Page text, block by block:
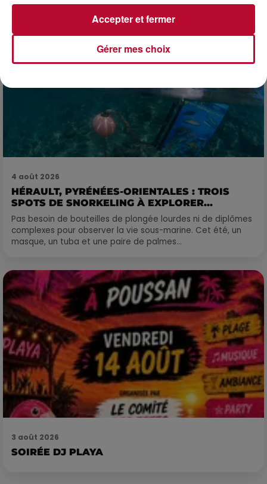
4 août 2026
HÉRAULT, PYRÉNÉES-ORIENTALES : TROIS
SPOTS DE SNORKELING À EXPLORER...
Pas besoin de bouteilles de plongée lourdes ni de diplômes
complexes pour observer la vie sous-marine. Cet été, un
masque, un tuba et une paire de palmes...
3 août 2026
SOIRÉE DJ PLAYA
Gérer mes choix
Accepter et fermer